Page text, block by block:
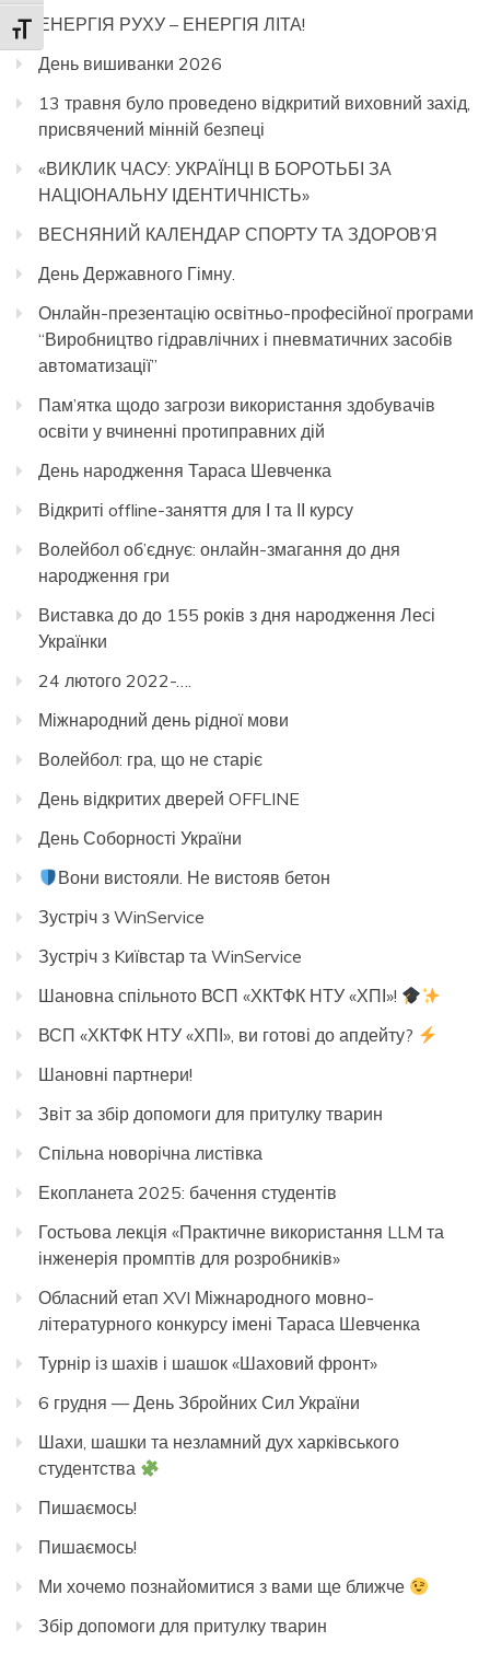
Toggle Font size
ЕНЕРГІЯ РУХУ – ЕНЕРГІЯ ЛІТА!
День вишиванки 2026
13 травня було проведено відкритий виховний захід,
присвячений мінній безпеці
«ВИКЛИК ЧАСУ: УКРАЇНЦІ В БОРОТЬБІ ЗА
НАЦІОНАЛЬНУ ІДЕНТИЧНІСТЬ»
ВЕСНЯНИЙ КАЛЕНДАР СПОРТУ ТА ЗДОРОВ’Я
День Державного Гімну.
Онлайн-презентацію освітньо-професійної програми
“Виробництво гідравлічних і пневматичних засобів
автоматизації”
Пам’ятка щодо загрози використання здобувачів
освіти у вчиненні протиправних дій
День народження Тараса Шевченка
Відкриті offline-заняття для І та ІІ курсу
Волейбол об’єднує: онлайн-змагання до дня
народження гри
Виставка до до 155 років з дня народження Лесі
Українки
24 лютого 2022-….
Міжнародний день рідної мови
Волейбол: гра, що не старіє
День відкритих дверей OFFLINE
День Соборності України
Вони вистояли. Не вистояв бетон
Зустріч з WinService
Зустріч з Kиївстар та WinService
Шановна спільното ВСП «ХКТФК НТУ «ХПІ»!
ВСП «ХКТФК НТУ «ХПІ», ви готові до апдейту?
Шановні партнери!
Звіт за збір допомоги для притулку тварин
Спільна новорічна листівка
Екопланета 2025: бачення студентів
Гостьова лекція «Практичне використання LLM та
інженерія промптів для розробників»
Обласний етап XVI Міжнародного мовно-
літературного конкурсу імені Тараса Шевченка
Турнір із шахів і шашок «Шаховий фронт»
6 грудня — День Збройних Сил України
Шахи, шашки та незламний дух харківського
студентства
Пишаємось!
Пишаємось!
Ми хочемо познайомитися з вами ще ближче
Збір допомоги для притулку тварин